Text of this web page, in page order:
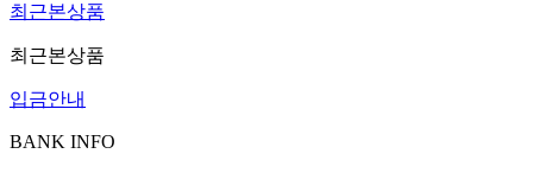
최근본상품
최근본상품
입금안내
BANK INFO